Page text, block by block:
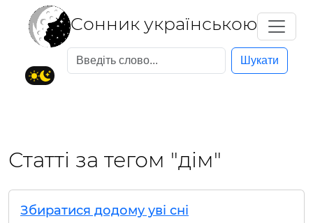
Cонник українською
Шукати
Статті за тегом "дім"
Збиратися додому уві сні